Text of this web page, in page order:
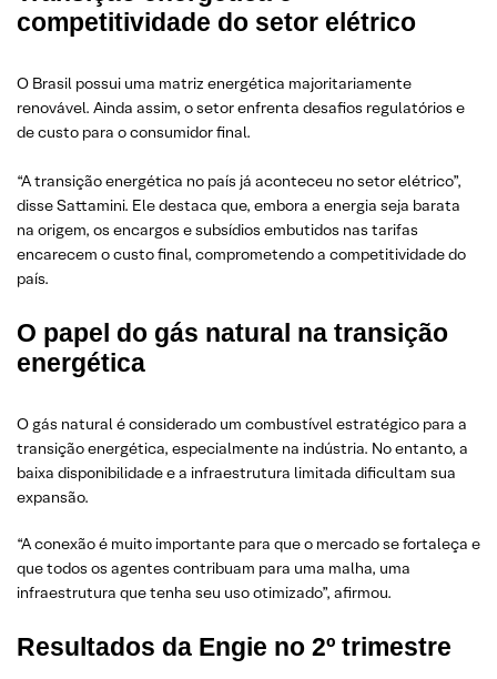
competitividade do setor elétrico
O Brasil possui uma matriz energética majoritariamente
renovável. Ainda assim, o setor enfrenta desafios regulatórios e
de custo para o consumidor final.
“A transição energética no país já aconteceu no setor elétrico”,
disse Sattamini. Ele destaca que, embora a energia seja barata
na origem, os encargos e subsídios embutidos nas tarifas
encarecem o custo final, comprometendo a competitividade do
país.
O papel do gás natural na transição
energética
O gás natural é considerado um combustível estratégico para a
transição energética, especialmente na indústria. No entanto, a
baixa disponibilidade e a infraestrutura limitada dificultam sua
expansão.
“A conexão é muito importante para que o mercado se fortaleça e
que todos os agentes contribuam para uma malha, uma
infraestrutura que tenha seu uso otimizado”, afirmou.
Resultados da Engie no 2º trimestre